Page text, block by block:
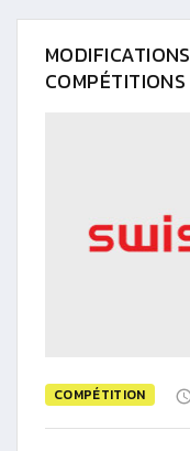
COMPÉTITIONS
COMPÉTITION